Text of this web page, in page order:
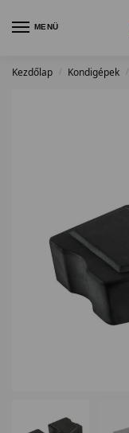
MENÜ
Kezdőlap / Kondigépek /